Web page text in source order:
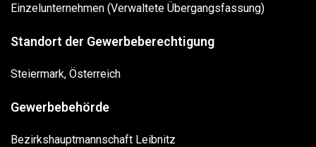
Einzelunternehmen (Verwaltete Übergangsfassung)
Standort der Gewerbeberechtigung
Steiermark, Österreich
Gewerbebehörde
Bezirkshauptmannschaft Leibnitz